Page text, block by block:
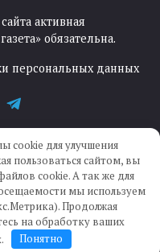
активная
обязательна.
персональных данных
—IKWEB
cookie для улучшения
пользоваться сайтом, вы
cookie. А так же для
мы используем
Продолжая
на обработку ваших
Понятно